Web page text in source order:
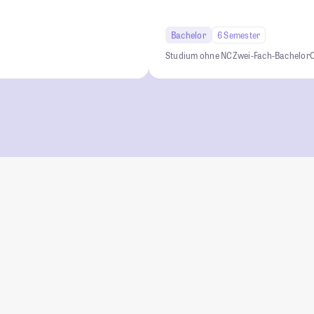
Bachelor
6 Semester
Studium ohne NCZwei-Fach-Bachelor